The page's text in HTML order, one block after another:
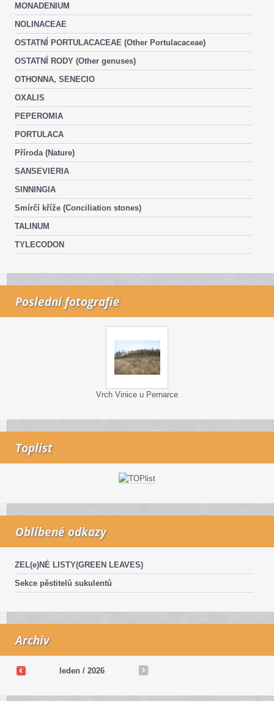
MONADENIUM
NOLINACEAE
OSTATNÍ PORTULACACEAE (Other Portulacaceae)
OSTATNÍ RODY (Other genuses)
OTHONNA, SENECIO
OXALIS
PEPEROMIA
PORTULACA
Příroda (Nature)
SANSEVIERIA
SINNINGIA
Smírčí kříže (Conciliation stones)
TALINUM
TYLECODON
Poslední fotografie
Vrch Vinice u Pernarce
Toplist
Oblíbené odkazy
ZEL(e)NÉ LISTY(GREEN LEAVES)
Sekce pěstitelů sukulentů
Archiv
leden / 2026